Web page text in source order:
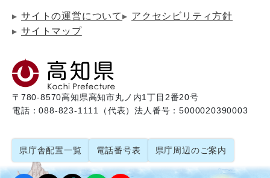
サイトの運営について
アクセシビリティ方針
サイトマップ
〒780-8570高知県高知市丸ノ内1丁目2番20号
電話：088-823-1111（代表）法人番号：5000020390003
県庁舎配置一覧 電話番号表 県庁周辺のご案内